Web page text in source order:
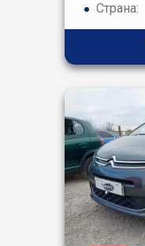
Страна: